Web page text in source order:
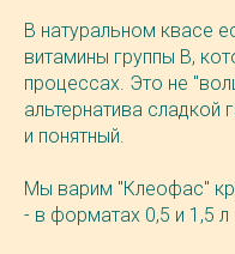
В натуральном квасе
витамины группы B,
процессах. Это не
альтернатива сладкой
и понятный.
Мы варим "Клеофас"
- в форматах 0,5 и 1,5 л